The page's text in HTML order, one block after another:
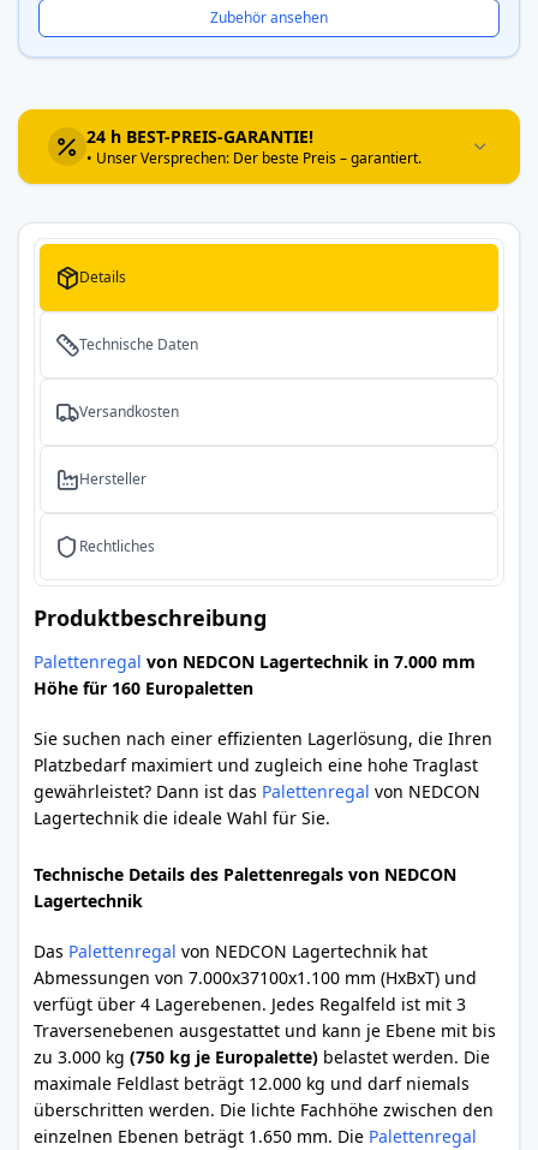
Zubehör ansehen
24 h BEST-PREIS-GARANTIE!
• Unser Versprechen: Der beste Preis – garantiert.
Details
Technische Daten
Versandkosten
Hersteller
Rechtliches
Produktbeschreibung
Palettenregal von NEDCON Lagertechnik in 7.000 mm
Höhe für 160 Europaletten
Sie suchen nach einer effizienten Lagerlösung, die Ihren
Platzbedarf maximiert und zugleich eine hohe Traglast
gewährleistet? Dann ist das Palettenregal von NEDCON
Lagertechnik die ideale Wahl für Sie.
Technische Details des Palettenregals von NEDCON
Lagertechnik
Das Palettenregal von NEDCON Lagertechnik hat
Abmessungen von 7.000x37100x1.100 mm (HxBxT) und
verfügt über 4 Lagerebenen. Jedes Regalfeld ist mit 3
Traversenebenen ausgestattet und kann je Ebene mit bis
zu 3.000 kg (750 kg je Europalette) belastet werden. Die
maximale Feldlast beträgt 12.000 kg und darf niemals
überschritten werden. Die lichte Fachhöhe zwischen den
einzelnen Ebenen beträgt 1.650 mm. Die Palettenregal